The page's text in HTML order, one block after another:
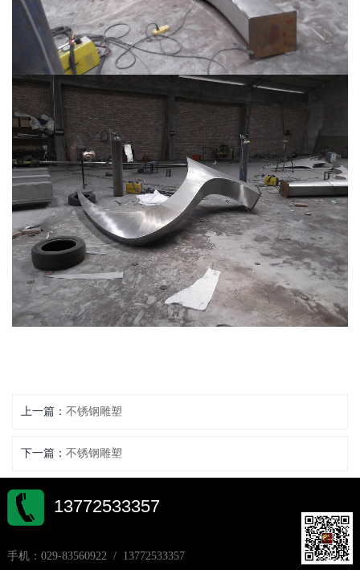
上一篇： 不锈钢雕塑
下一篇： 不锈钢雕塑
13772533357
手机：029-83560922 / 13772533357